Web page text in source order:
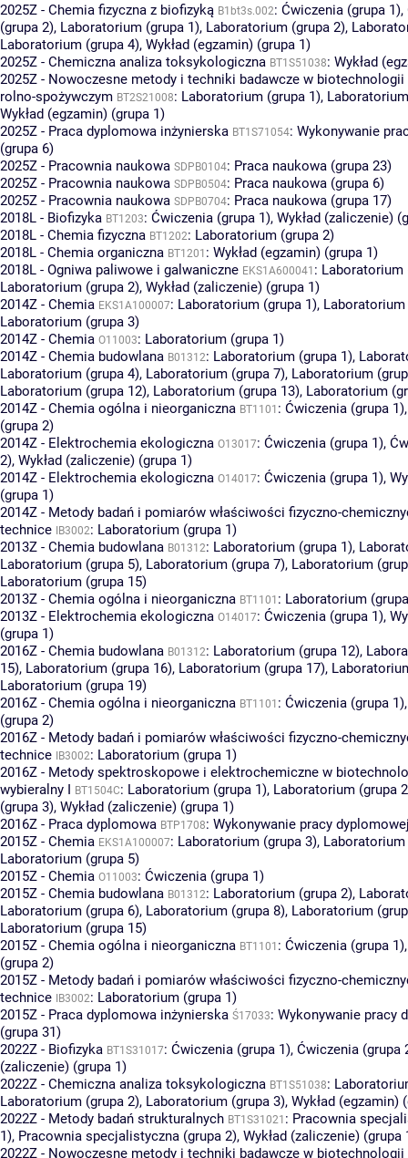
2025Z - Chemia fizyczna z biofizyką B1bt3s.002: Ćwiczenia (grupa 1),
(grupa 2), Laboratorium (grupa 1), Laboratorium (grupa 2),
Laboratorium (grupa 4), Wykład (egzamin) (grupa 1)
2025Z - Chemiczna analiza toksykologiczna BT1S51038: Wykład
2025Z - Nowoczesne metody i techniki badawcze w
rolno-spożywczym BT2S21008: Laboratorium (grupa 1),
Wykład (egzamin) (grupa 1)
2025Z - Praca dyplomowa inżynierska BT1S71054: Wykonywanie
(grupa 6)
2025Z - Pracownia naukowa SDPB0104: Praca naukowa (grupa 23)
2025Z - Pracownia naukowa SDPB0504: Praca naukowa (grupa 6)
2025Z - Pracownia naukowa SDPB0704: Praca naukowa (grupa 17)
2018L - Biofizyka BT1203: Ćwiczenia (grupa 1), Wykład (zaliczenie)
2018L - Chemia fizyczna BT1202: Laboratorium (grupa 2)
2018L - Chemia organiczna BT1201 : Wykład (egzamin) (grupa 1)
2018L - Ogniwa paliwowe i galwaniczne EKS1A600041 : Laboratorium
Laboratorium (grupa 2), Wykład (zaliczenie) (grupa 1)
2014Z - Chemia EKS1A100007: Laboratorium (grupa 1), Laboratorium
Laboratorium (grupa 3)
2014Z - Chemia O11003: Laboratorium (grupa 1)
2014Z - Chemia budowlana B01312: Laboratorium (grupa 1),
Laboratorium (grupa 4), Laboratorium (grupa 7), Laboratorium
Laboratorium (grupa 12), Laboratorium (grupa 13), Laboratorium
2014Z - Chemia ogólna i nieorganiczna BT1101 : Ćwiczenia (grupa 1)
(grupa 2)
2014Z - Elektrochemia ekologiczna O13017: Ćwiczenia (grupa 1),
2), Wykład (zaliczenie) (grupa 1)
2014Z - Elektrochemia ekologiczna O14017: Ćwiczenia (grupa 1),
(grupa 1)
2014Z - Metody badań i pomiarów właściwości fizyczno-
technice IB3002: Laboratorium (grupa 1)
2013Z - Chemia budowlana B01312: Laboratorium (grupa 1),
Laboratorium (grupa 5), Laboratorium (grupa 7), Laboratorium
Laboratorium (grupa 15)
2013Z - Chemia ogólna i nieorganiczna BT1101 : Laboratorium
2013Z - Elektrochemia ekologiczna O14017: Ćwiczenia (grupa 1),
(grupa 1)
2016Z - Chemia budowlana B01312: Laboratorium (grupa 12),
15), Laboratorium (grupa 16), Laboratorium (grupa 17),
Laboratorium (grupa 19)
2016Z - Chemia ogólna i nieorganiczna BT1101 : Ćwiczenia (grupa 1)
(grupa 2)
2016Z - Metody badań i pomiarów właściwości fizyczno-
technice IB3002: Laboratorium (grupa 1)
2016Z - Metody spektroskopowe i elektrochemiczne w
wybieralny I BT1504C: Laboratorium (grupa 1), Laboratorium (grupa
(grupa 3), Wykład (zaliczenie) (grupa 1)
2016Z - Praca dyplomowa BTP1708: Wykonywanie pracy
2015Z - Chemia EKS1A100007: Laboratorium (grupa 3), Laboratorium
Laboratorium (grupa 5)
2015Z - Chemia O11003: Ćwiczenia (grupa 1)
2015Z - Chemia budowlana B01312: Laboratorium (grupa 2),
Laboratorium (grupa 6), Laboratorium (grupa 8), Laboratorium
Laboratorium (grupa 15)
2015Z - Chemia ogólna i nieorganiczna BT1101 : Ćwiczenia (grupa 1)
(grupa 2)
2015Z - Metody badań i pomiarów właściwości fizyczno-
technice IB3002: Laboratorium (grupa 1)
2015Z - Praca dyplomowa inżynierska Ś17033: Wykonywanie pracy
(grupa 31)
2022Z - Biofizyka BT1S31017: Ćwiczenia (grupa 1), Ćwiczenia (grupa
(zaliczenie) (grupa 1)
2022Z - Chemiczna analiza toksykologiczna BT1S51038:
Laboratorium (grupa 2), Laboratorium (grupa 3), Wykład (egzamin)
2022Z - Metody badań strukturalnych BT1S31021 : Pracownia
1), Pracownia specjalistyczna (grupa 2), Wykład (zaliczenie) (grupa
2022Z - Nowoczesne metody i techniki badawcze w